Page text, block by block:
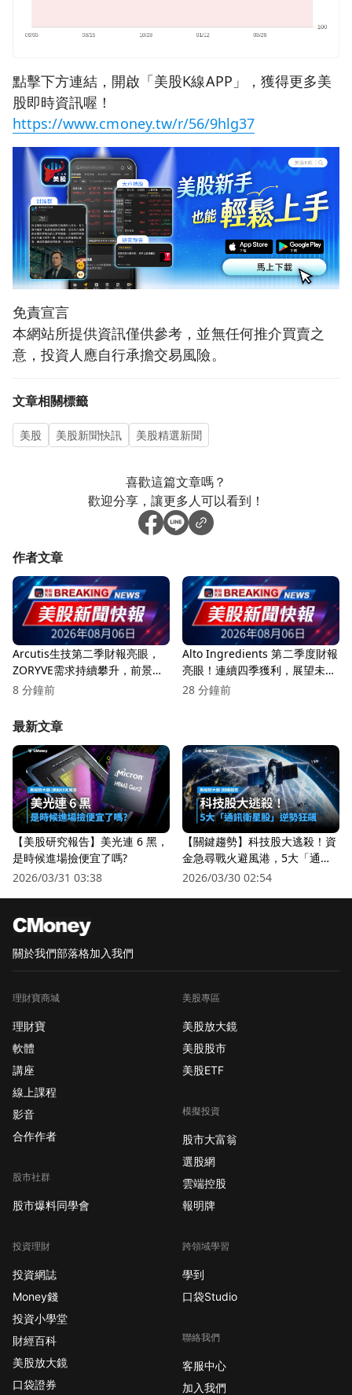
點擊下方連結，開啟「美股K線APP」，獲得更多美
股即時資訊喔！
https://www.cmoney.tw/r/56/9hlg37
免責宣言
本網站所提供資訊僅供參考，並無任何推介買賣之
意，投資人應自行承擔交易風險。
文章相關標籤
美股 美股新聞快訊 美股精選新聞
喜歡這篇文章嗎？
歡迎分享，讓更多人可以看到！
作者文章
Arcutis生技第二季財報亮眼，
ZORYVE需求持續攀升，前景看
好！
8 分鐘前
Alto Ingredients 第二季度財報
亮眼！連續四季獲利，展望未來
持續增長
28 分鐘前
最新文章
【美股研究報告】美光連 6 黑，
是時候進場撿便宜了嗎?
2026/03/31 03:38
【關鍵趨勢】科技股大逃殺！資
金急尋戰火避風港，5大「通訊
衛星股」逆勢狂飆
2026/03/30 02:54
關於我們部落格加入我們
理財寶商城
理財寶
軟體
講座
線上課程
影音
合作作者
股市社群
股市爆料同學會
投資理財
投資網誌
Money錢
投資小學堂
財經百科
美股放大鏡
口袋證券
美股專區
美股放大鏡
美股股市
美股ETF
模擬投資
股市大富翁
選股網
雲端控股
報明牌
跨領域學習
學到
口袋Studio
聯絡我們
客服中心
加入我們